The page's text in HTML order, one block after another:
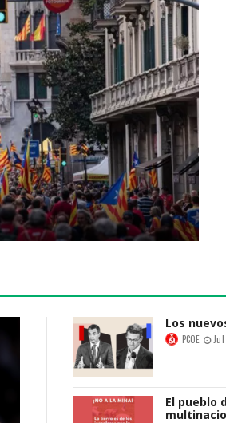
Los
liberales/
PCOE
Los que
PCOE
Dos
PCOE
Premios a
Los
PCOE
El pueblo